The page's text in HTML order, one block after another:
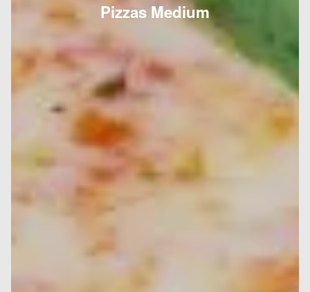
Pizzas Medium